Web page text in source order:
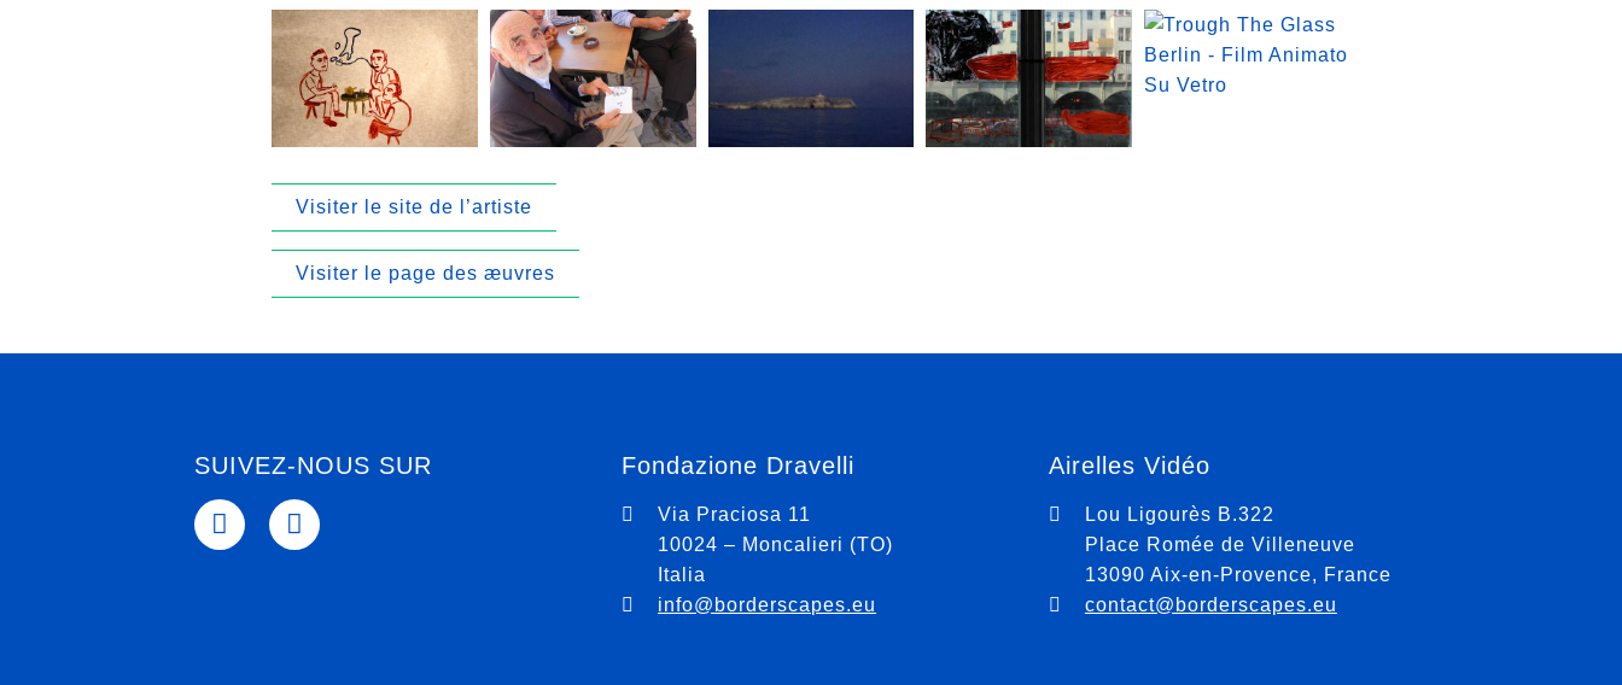
Visiter le site de l’artiste
Visiter le page des æuvres
SUIVEZ-NOUS SUR Fondazione Dravelli
Via Praciosa 11
10024 – Moncalieri (TO)
Italia
info@borderscapes.eu
Airelles Vidéo
Lou Ligourès B.322
Place Romée de Villeneuve
13090 Aix-en-Provence, France
contact@borderscapes.eu